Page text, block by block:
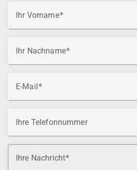
Ihr Vorname
Ihr Nachname
E-Mail
Ihre Telefonnummer
Ihre Nachricht